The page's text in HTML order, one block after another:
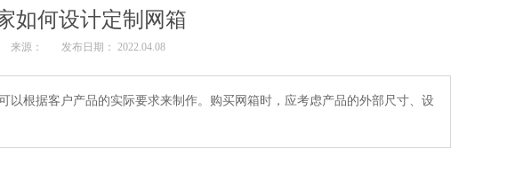
如何设计定制网箱
来源： 发布日期： 2022.04.08
根据客户产品的实际要求来制作。购买网箱时，应考虑产品的外部尺寸、设